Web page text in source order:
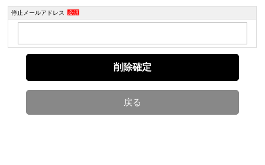
停止メールアドレス 必須